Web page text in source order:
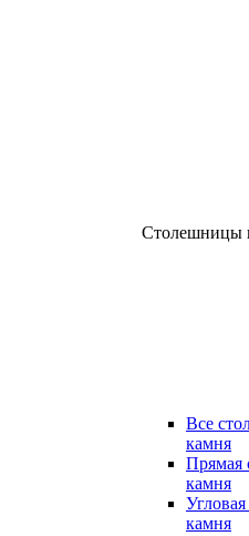
Столешницы
Все
камня
Прямая
камня
камня